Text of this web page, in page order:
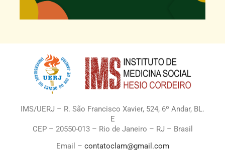
IMS/UERJ – R. São Francisco Xavier, 524, 6º Andar, BL.
E
CEP – 20550-013 – Rio de Janeiro – RJ – Brasil
Email – contatoclam@gmail.com